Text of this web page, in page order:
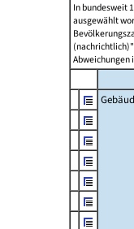
In bundesweit
ausgewählt
Abweichungen